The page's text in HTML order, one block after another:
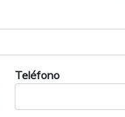
Teléfono